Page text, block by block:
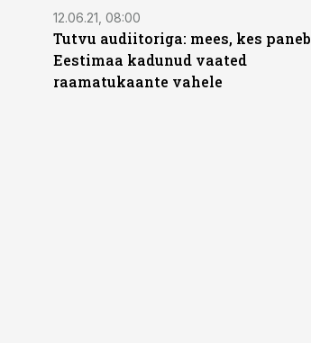
12.06.21, 08:00
Tutvu audiitoriga: mees, kes paneb
Eestimaa kadunud vaated
raamatukaante vahele